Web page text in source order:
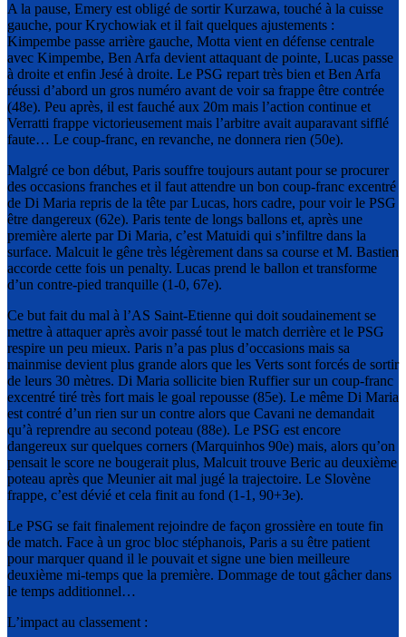
A la pause, Emery est obligé de sortir Kurzawa, touché à la cuisse
gauche, pour Krychowiak et il fait quelques ajustements :
Kimpembe passe arrière gauche, Motta vient en défense centrale
avec Kimpembe, Ben Arfa devient attaquant de pointe, Lucas passe
à droite et enfin Jesé à droite. Le PSG repart très bien et Ben Arfa
réussi d’abord un gros numéro avant de voir sa frappe être contrée
(48e). Peu après, il est fauché aux 20m mais l’action continue et
Verratti frappe victorieusement mais l’arbitre avait auparavant sifflé
faute… Le coup-franc, en revanche, ne donnera rien (50e).
Malgré ce bon début, Paris souffre toujours autant pour se procurer
des occasions franches et il faut attendre un bon coup-franc excentré
de Di Maria repris de la tête par Lucas, hors cadre, pour voir le PSG
être dangereux (62e). Paris tente de longs ballons et, après une
première alerte par Di Maria, c’est Matuidi qui s’infiltre dans la
surface. Malcuit le gêne très légèrement dans sa course et M. Bastien
accorde cette fois un penalty. Lucas prend le ballon et transforme
d’un contre-pied tranquille (1-0, 67e).
Ce but fait du mal à l’AS Saint-Etienne qui doit soudainement se
mettre à attaquer après avoir passé tout le match derrière et le PSG
respire un peu mieux. Paris n’a pas plus d’occasions mais sa
mainmise devient plus grande alors que les Verts sont forcés de sortir
de leurs 30 mètres. Di Maria sollicite bien Ruffier sur un coup-franc
excentré tiré très fort mais le goal repousse (85e). Le même Di Maria
est contré d’un rien sur un contre alors que Cavani ne demandait
qu’à reprendre au second poteau (88e). Le PSG est encore
dangereux sur quelques corners (Marquinhos 90e) mais, alors qu’on
pensait le score ne bougerait plus, Malcuit trouve Beric au deuxième
poteau après que Meunier ait mal jugé la trajectoire. Le Slovène
frappe, c’est dévié et cela finit au fond (1-1, 90+3e).
Le PSG se fait finalement rejoindre de façon grossière en toute fin
de match. Face à un groc bloc stéphanois, Paris a su être patient
pour marquer quand il le pouvait et signe une bien meilleure
deuxième mi-temps que la première. Dommage de tout gâcher dans
le temps additionnel…
L’impact au classement :